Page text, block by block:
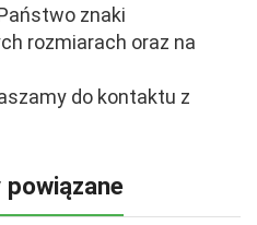
znaki
rozmiarach oraz na
do kontaktu z